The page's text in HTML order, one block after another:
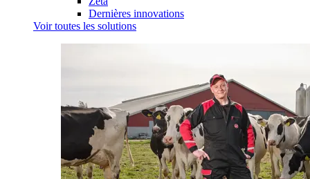
Dernières innovations
Voir toutes les solutions